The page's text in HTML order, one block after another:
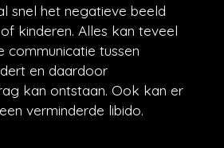
snel het negatieve beeld
kinderen. Alles kan teveel
communicatie tussen
en daardoor
kan ontstaan. Ook kan er
verminderde libido.